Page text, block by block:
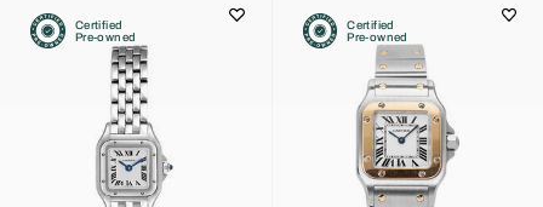
Certified
Pre-owned
Certified
Pre-owned